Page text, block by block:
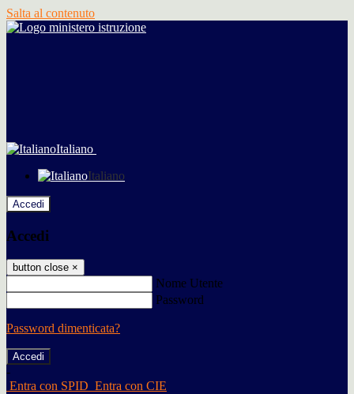
Salta al contenuto
Italiano
Italiano
Accedi
Accedi
button close ×
Nome Utente
Password
Password dimenticata?
-
Entra con SPID Entra con CIE